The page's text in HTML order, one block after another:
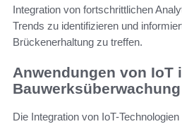
Integration von fortschrittlichen
Trends zu identifizieren und
Brückenerhaltung zu treffen.
Anwendungen von IoT
Bauwerksüberwachung
Die Integration von IoT-